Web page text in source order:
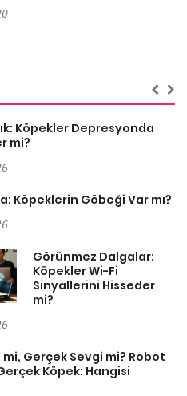
Köpekler Depresyonda
mi?
Köpeklerin Göbeği Var mı?
Görünmez Dalgalar:
Köpekler Wi-Fi
Sinyallerini Hisseder
mi?
Gerçek Sevgi mi? Robot
Köpek: Hangisi